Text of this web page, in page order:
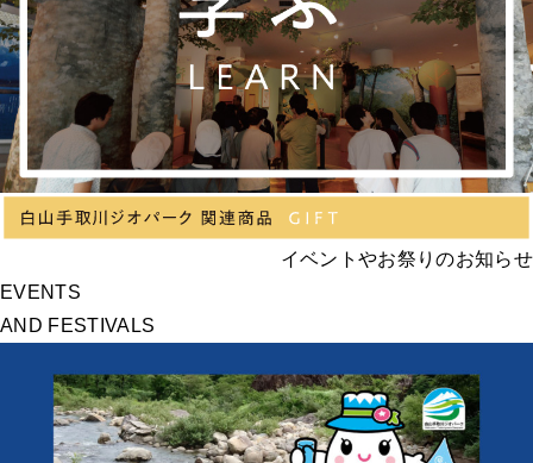
イベントやお祭りのお知らせ
EVENTS
AND FESTIVALS